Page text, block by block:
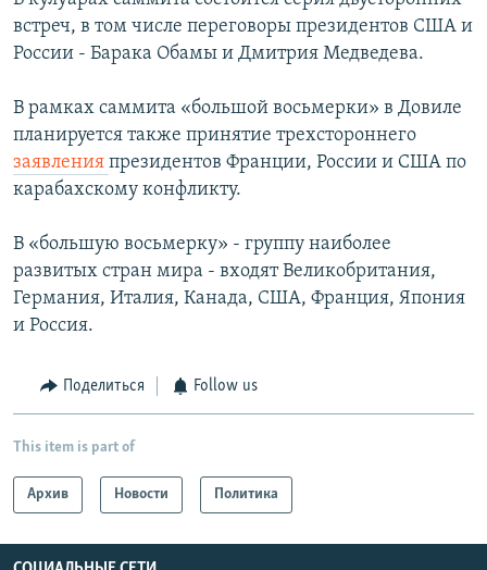
встреч, в том числе переговоры президентов США и
России - Барака Обамы и Дмитрия Медведева.
В рамках саммита «большой восьмерки» в Довиле
планируется также принятие трехстороннего
заявления президентов Франции, России и США по
карабахскому конфликту.
В «большую восьмерку» - группу наиболее
развитых стран мира - входят Великобритания,
Германия, Италия, Канада, США, Франция, Япония
и Россия.
Поделиться Follow us
This item is part of
Архив Новости Политика